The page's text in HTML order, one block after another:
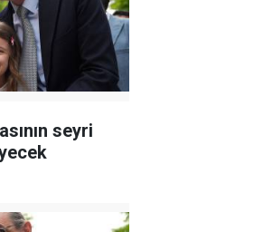
seyri